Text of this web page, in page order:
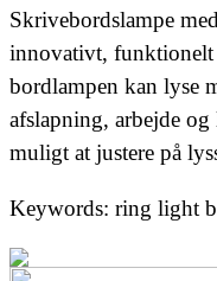
Skrivebordslampe
innovativt, funktionelt
bordlampen kan lyse
afslapning, arbejde
muligt at justere på
Keywords: ring light